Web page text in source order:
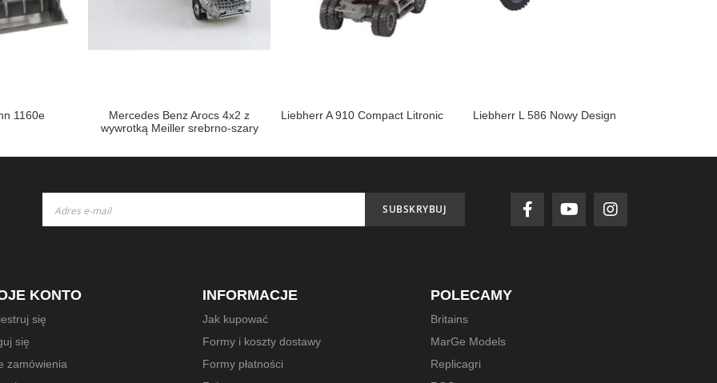
1160e
Mercedes Benz Arocs 4x2 z
wywrotką Meiller srebrno-szary
Liebherr A 910 Compact Litronic Liebherr L 586 Nowy Design
nasz
SUBSKRYBUJ
KONTO
się
się
zamówienia
INFORMACJE
Jak kupować
Formy i koszty dostawy
Formy płatności
POLECAMY
Britains
MarGe Models
Replicagri